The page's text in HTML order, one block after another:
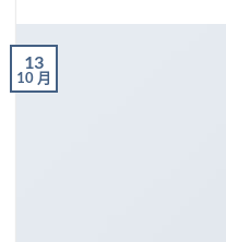
13
10 月